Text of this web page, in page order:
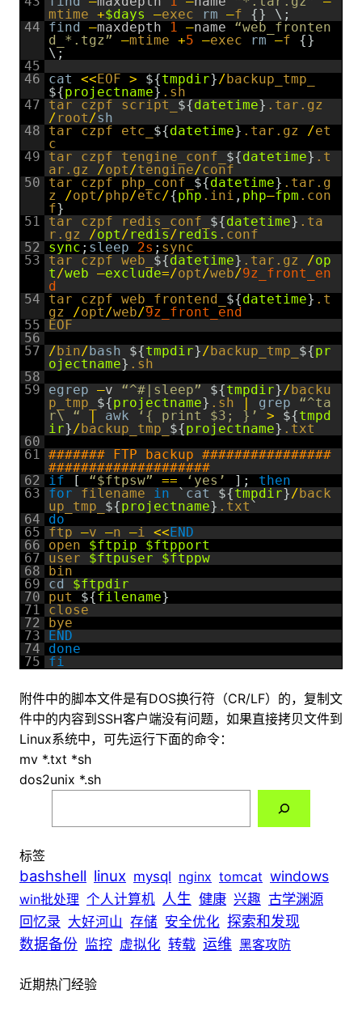
44
45
46
47
48
49
50
51
52
53
54
55
56
57
58
59
60
61
62
63
64
65
66
67
68
69
70
71
72
73
74
75
mtime +$days –exec rm –f {} \ ;
find –maxdepth 1 –name
“web_fronten
d_*.tgz”
–mtime +5 –exec rm –f {}
\;
cat
<<EOF > ${tmpdir} /backup_tmp_
${projectname} .sh
tar
czpf script_ ${datetime} .tar .gz
/root /sh
tar
czpf etc_ ${datetime} .tar .gz /et
c
tar
czpf tengine_conf_ ${datetime} .t
ar .gz /opt /tengine/conf
tar
czpf php_conf_ ${datetime} .tar .g
z
/opt /php/etc/{php .ini , php–fpm .con
f}
tar
czpf redis_conf_ ${datetime} .ta
r .gz /opt /redis/redis .conf
sync ; sleep 2s ; sync
tar
czpf web_ ${datetime} .tar .gz /op
t /web —exclude=/opt /web/9z_front_en
d
tar
czpf web_frontend_ ${datetime} .t
gz
/opt /web/9z_front_end
EOF
/bin/bash ${tmpdir} /backup_tmp_ ${pr
ojectname} .sh
egrep –v “^#|sleep” ${tmpdir} /backu
p_tmp_ ${projectname} .sh | grep
“^ta
r\ “
| awk ‘{ print $3; }’ > ${tmpd
ir} /backup_tmp_ ${projectname} .txt
####### FTP backup ################
####################
if
[ “$ftpsw” == ‘yes’ ] ;
then
for
filename in ` cat ${tmpdir} /back
up_tmp_ ${projectname} .txt `
do
ftp –v –n –i <<END
open
$ftpip
$ftpport
user
$ftpuser
$ftppw
bin
cd
$ftpdir
put
${filename}
close
bye
END
done
fi
附件中的脚本文件是有DOS换行符（CR/LF）的，复制文
件中的内容到SSH客户端没有问题，如果直接拷贝文件到
Linux系统中，可先运行下面的命令：
mv *.txt *sh
dos2unix *.sh
标签
bashshell linux mysql nginx tomcat windows
win批处理 个人计算机 人生 健康 兴趣 古学渊源
回忆录 大好河山 存储 安全优化 探索和发现
数据备份 监控 虚拟化 转载 运维 黑客攻防
近期热门经验